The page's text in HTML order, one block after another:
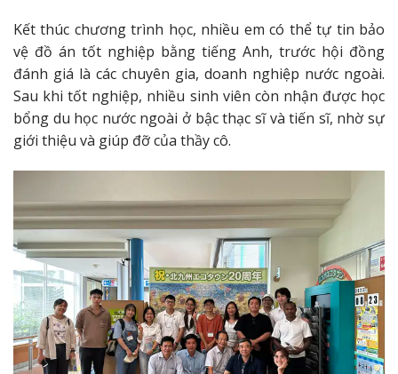
Kết thúc chương trình học, nhiều em có thể tự tin bảo
vệ đồ án tốt nghiệp bằng tiếng Anh, trước hội đồng
đánh giá là các chuyên gia, doanh nghiệp nước ngoài.
Sau khi tốt nghiệp, nhiều sinh viên còn nhận được học
bổng du học nước ngoài ở bậc thạc sĩ và tiến sĩ, nhờ sự
giới thiệu và giúp đỡ của thầy cô.